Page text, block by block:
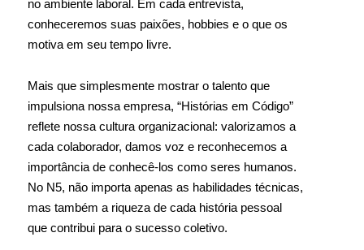
no ambiente laboral. Em cada entrevista,
conheceremos suas paixões, hobbies e o que os
motiva em seu tempo livre.
Mais que simplesmente mostrar o talento que
impulsiona nossa empresa, “Histórias em Código”
reflete nossa cultura organizacional: valorizamos a
cada colaborador, damos voz e reconhecemos a
importância de conhecê-los como seres humanos.
No N5, não importa apenas as habilidades técnicas,
mas também a riqueza de cada história pessoal
que contribui para o sucesso coletivo.